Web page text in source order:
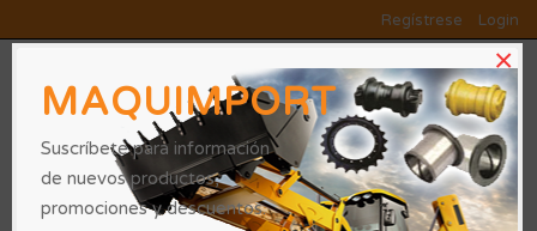
Regístrese Login
×
MAQUIMPORT
Suscríbete para información
de nuevos productos,
promociones y descuentos.